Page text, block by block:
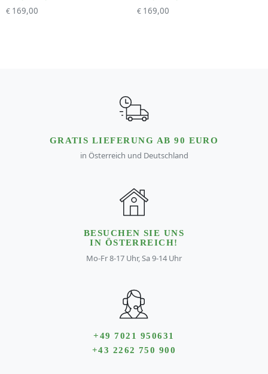
€ 169,00 € 169,00
GRATIS LIEFERUNG AB 90 EURO
in Österreich und Deutschland
BESUCHEN SIE UNS
IN ÖSTERREICH!
Mo-Fr 8-17 Uhr, Sa 9-14 Uhr
+49 7021 950631
+43 2262 750 900